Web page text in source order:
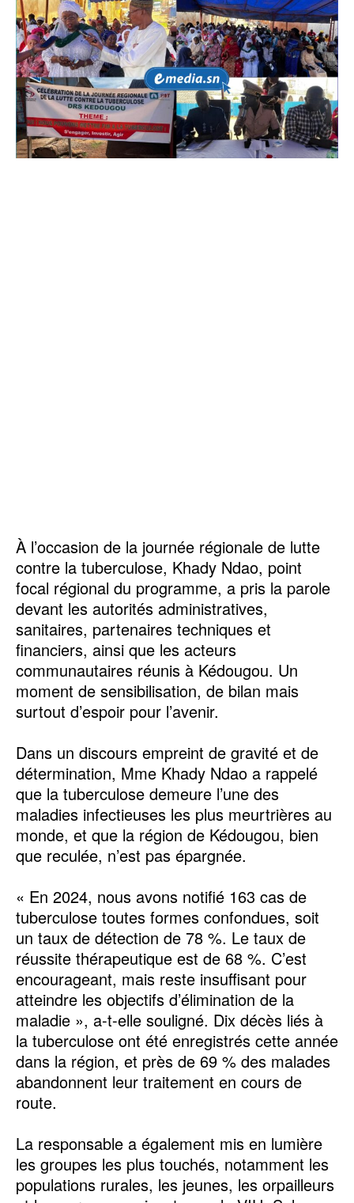
À l’occasion de la journée régionale de lutte
contre la tuberculose, Khady Ndao, point
focal régional du programme, a pris la parole
devant les autorités administratives,
sanitaires, partenaires techniques et
financiers, ainsi que les acteurs
communautaires réunis à Kédougou. Un
moment de sensibilisation, de bilan mais
surtout d’espoir pour l’avenir.
Dans un discours empreint de gravité et de
détermination, Mme Khady Ndao a rappelé
que la tuberculose demeure l’une des
maladies infectieuses les plus meurtrières au
monde, et que la région de Kédougou, bien
que reculée, n’est pas épargnée.
« En 2024, nous avons notifié 163 cas de
tuberculose toutes formes confondues, soit
un taux de détection de 78 %. Le taux de
réussite thérapeutique est de 68 %. C’est
encourageant, mais reste insuffisant pour
atteindre les objectifs d’élimination de la
maladie », a-t-elle souligné. Dix décès liés à
la tuberculose ont été enregistrés cette année
dans la région, et près de 69 % des malades
abandonnent leur traitement en cours de
route.
La responsable a également mis en lumière
les groupes les plus touchés, notamment les
populations rurales, les jeunes, les orpailleurs